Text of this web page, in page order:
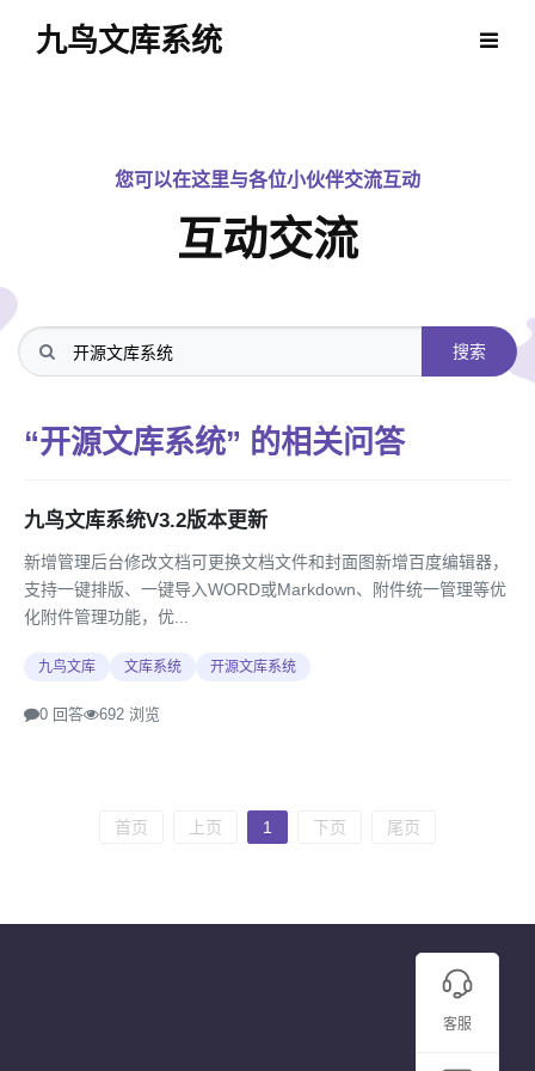
九鸟文库系统
您可以在这里与各位小伙伴交流互动
互动交流
搜索
“开源文库系统” 的相关问答
九鸟文库系统V3.2版本更新
新增管理后台修改文档可更换文档文件和封面图新增百度编辑器，
支持一键排版、一键导入WORD或Markdown、附件统一管理等优
化附件管理功能，优...
九鸟文库 文库系统 开源文库系统
0 回答 692 浏览
首页 上页 1 下页 尾页
客服